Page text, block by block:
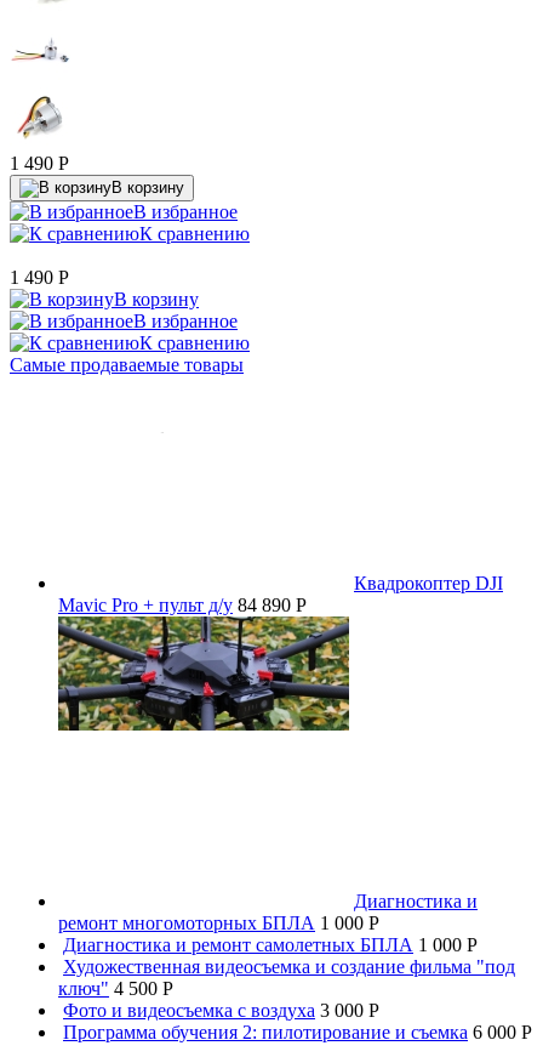
1 490 P
В корзину
В избранное
К сравнению
1 490 P
В корзину
В избранное
К сравнению
Самые продаваемые товары
Квадрокоптер DJI
Mavic Pro + пульт д/у 84 890 P
Диагностика и
ремонт многомоторных БПЛА 1 000 P
Диагностика и ремонт самолетных БПЛА 1 000 P
Художественная видеосъемка и создание фильма "под
ключ" 4 500 P
Фото и видеосъемка с воздуха 3 000 P
Программа обучения 2: пилотирование и съемка 6 000 P